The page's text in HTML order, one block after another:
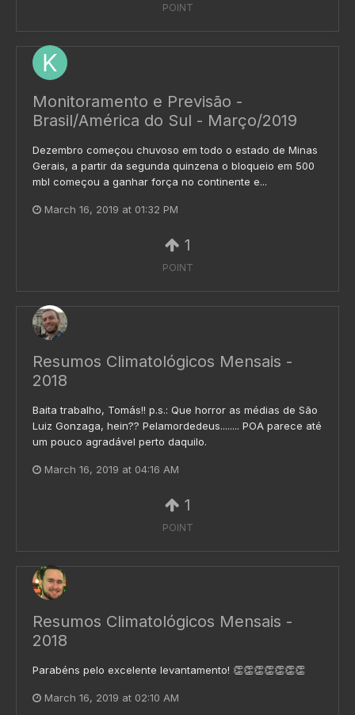
POINT
Monitoramento e Previsão -
Brasil/América do Sul - Março/2019
Dezembro começou chuvoso em todo o estado de Minas
Gerais, a partir da segunda quinzena o bloqueio em 500
mbl começou a ganhar força no continente e...
March 16, 2019 at 01:32 PM
1
POINT
Resumos Climatológicos Mensais -
2018
Baita trabalho, Tomás!! p.s.: Que horror as médias de São
Luiz Gonzaga, hein?? Pelamordedeus........ POA parece até
um pouco agradável perto daquilo.
March 16, 2019 at 04:16 AM
1
POINT
Resumos Climatológicos Mensais -
2018
Parabéns pelo excelente levantamento! 👏👏👏👏👏👏👏
March 16, 2019 at 02:10 AM